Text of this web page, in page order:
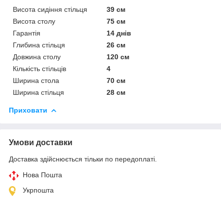
Висота сидіння стільця
39 см
Висота столу
75 см
Гарантія
14 днів
Глибина стільця
26 см
Довжина столу
120 см
Кількість стільців
4
Ширина стола
70 см
Ширина стільця
28 см
Приховати
Умови доставки
Доставка здійснюється тільки по передоплаті.
Нова Пошта
Укрпошта